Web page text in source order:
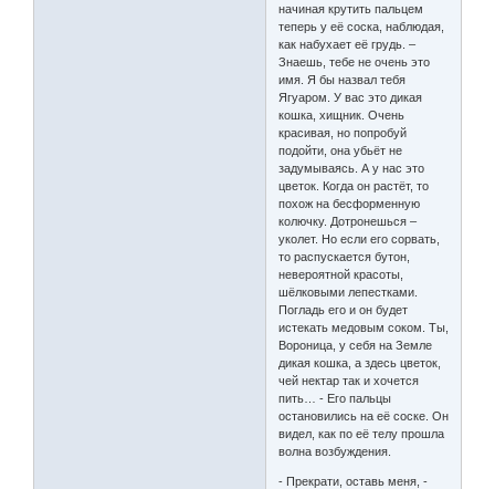
начиная крутить пальцем
теперь у её соска, наблюдая,
как набухает её грудь. –
Знаешь, тебе не очень это
имя. Я бы назвал тебя
Ягуаром. У вас это дикая
кошка, хищник. Очень
красивая, но попробуй
подойти, она убьёт не
задумываясь. А у нас это
цветок. Когда он растёт, то
похож на бесформенную
колючку. Дотронешься –
уколет. Но если его сорвать,
то распускается бутон,
невероятной красоты,
шёлковыми лепестками.
Погладь его и он будет
истекать медовым соком. Ты,
Вороница, у себя на Земле
дикая кошка, а здесь цветок,
чей нектар так и хочется
пить… - Его пальцы
остановились на её соске. Он
видел, как по её телу прошла
волна возбуждения.
- Прекрати, оставь меня, -